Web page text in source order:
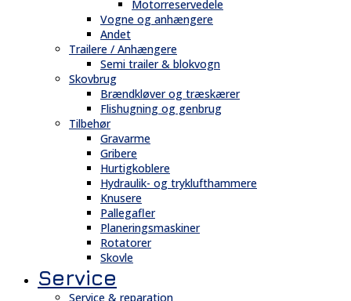
Motorreservedele
Vogne og anhængere
Andet
Trailere / Anhængere
Semi trailer & blokvogn
Skovbrug
Brændkløver og træskærer
Flishugning og genbrug
Tilbehør
Gravarme
Gribere
Hurtigkoblere
Hydraulik- og tryklufthammere
Knusere
Pallegafler
Planeringsmaskiner
Rotatorer
Skovle
Service
Service & reparation